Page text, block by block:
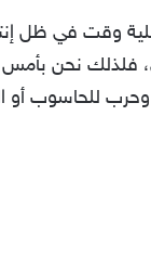
الإطلاق وذلك لتتمكن من
الصحي، فلذلك نحن
للحاسوب أو